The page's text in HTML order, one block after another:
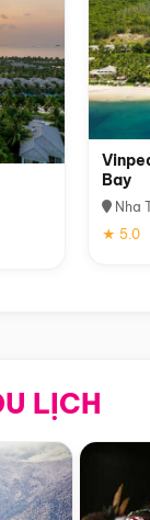
Bay
Nha
★ 5.0
LỊCH